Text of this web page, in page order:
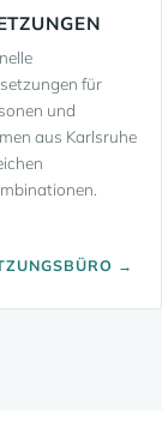
für
und
aus Karlsruhe
→